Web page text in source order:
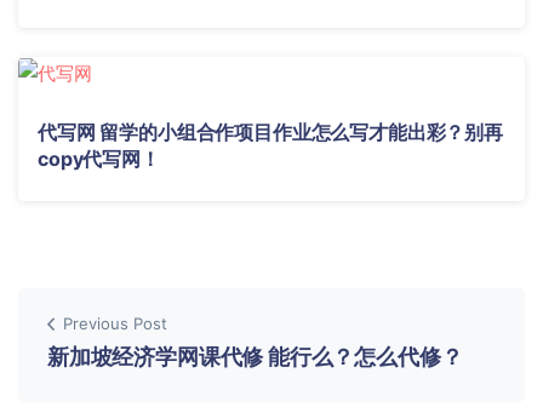
代写网 留学的小组合作项目作业怎么写才能出彩？别再
copy代写网！
Previous Post
新加坡经济学网课代修 能行么？怎么代修？